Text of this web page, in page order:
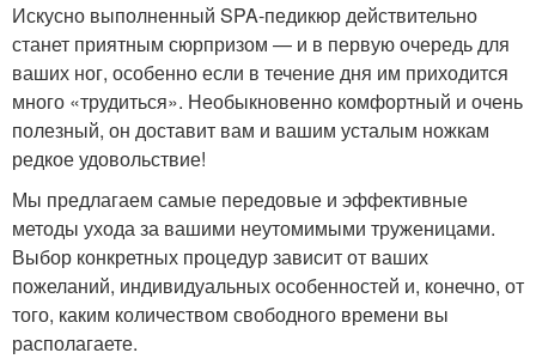
Искусно выполненный SPA-педикюр действительно
станет приятным сюрпризом — и в первую очередь для
ваших ног, особенно если в течение дня им приходится
много «трудиться». Необыкновенно комфортный и очень
полезный, он доставит вам и вашим усталым ножкам
редкое удовольствие!
Мы предлагаем самые передовые и эффективные
методы ухода за вашими неутомимыми труженицами.
Выбор конкретных процедур зависит от ваших
пожеланий, индивидуальных особенностей и, конечно, от
того, каким количеством свободного времени вы
располагаете.